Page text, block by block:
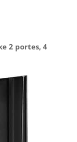
2 portes, 4